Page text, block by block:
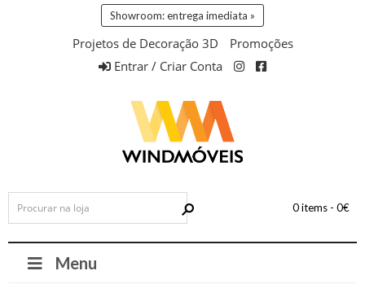
Showroom: entrega imediata »
Projetos de Decoração 3D
Promoções
Entrar / Criar Conta
0 items - 0€
Menu